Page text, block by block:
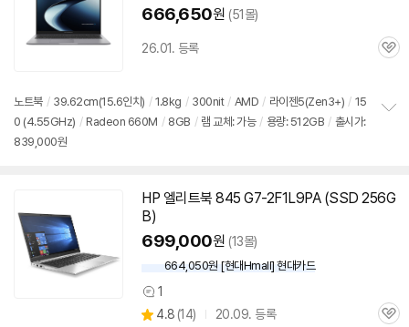
666,650원 (51몰)
26.01. 등록
관
노트북 / 39.62cm(15.6인치) / 1.8kg / 300nit / AMD / 라이젠5(Zen3+) / 15
0 (4.55GHz) / Radeon 660M / 8GB / 램 교체: 가능 / 용량: 512GB / 출시가:
839,000원
기
HP 엘리트북 845 G7-2F1L9PA (SSD 256G
B)
699,000원 (13몰)
664,050원 [현대Hmall] 현대카드
상
품
1
별
4.8 (상
14) 20.09. 등록
관